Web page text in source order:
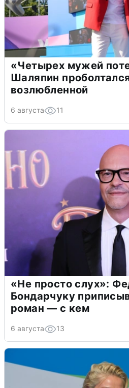
«Четырех мужей
Шаляпин
возлюбленной
6 августа 11
«Не просто слух»:
Бондарчуку
роман — с кем
6 августа 13